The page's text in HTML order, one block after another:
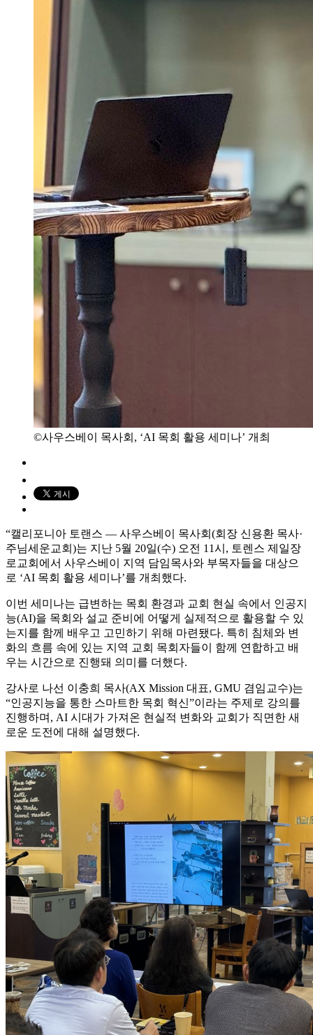
©사우스베이 목사회, ‘AI 목회 활용 세미나’ 개최
“캘리포니아 토랜스 — 사우스베이 목사회(회장 신용환 목사·
주님세운교회)는 지난 5월 20일(수) 오전 11시, 토렌스 제일장
로교회에서 사우스베이 지역 담임목사와 부목자들을 대상으
로 ‘AI 목회 활용 세미나’를 개최했다.
이번 세미나는 급변하는 목회 환경과 교회 현실 속에서 인공지
능(AI)을 목회와 설교 준비에 어떻게 실제적으로 활용할 수 있
는지를 함께 배우고 고민하기 위해 마련됐다. 특히 침체와 변
화의 흐름 속에 있는 지역 교회 목회자들이 함께 연합하고 배
우는 시간으로 진행돼 의미를 더했다.
강사로 나선 이충희 목사(AX Mission 대표, GMU 겸임교수)는
“인공지능을 통한 스마트한 목회 혁신”이라는 주제로 강의를
진행하며, AI 시대가 가져온 현실적 변화와 교회가 직면한 새
로운 도전에 대해 설명했다.